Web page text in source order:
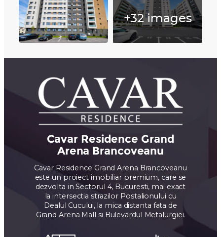
+32 images
Cavar Residence Grand
Arena Brancoveanu
Cavar Residence Grand Arena Brancoveanu
este un proiect imobiliar premium, care se
dezvolta in Sectorul 4, Bucuresti, mai exact
la intersectia strazilor Postalionului cu
Dealul Cucului, la mica distanta fata de
Grand Arena Mall si Bulevardul Metalurgiei.